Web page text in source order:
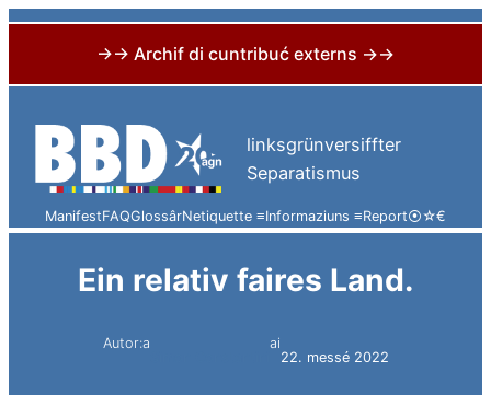
→→ Archif di cuntribuć externs →→
content
linksgrünversiffter
Separatismus
ManifestFAQGlossârNetiquette ≡Informaziuns ≡Report⦿☆€
Ein relativ faires Land.
Autor:a
ai
22. messé 2022